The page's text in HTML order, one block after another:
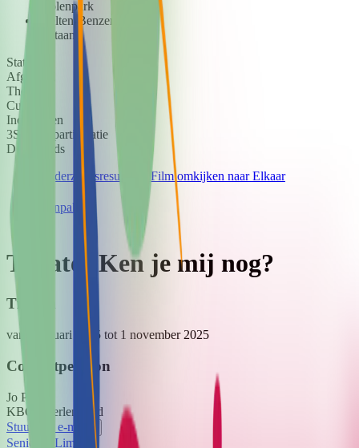
Molenpark
Welten-Benzenrade
Plataan
Status
Afgerond
Thema
Cultureel
Indicatoren
3Sociale participatie
Downloads
Onderzoeksresultaten Film omkijken naar Elkaar
Aanpak
Theater Ken je mij nog?
Tijdlijn
van 1 januari 2025 tot 1 november 2025
Contactpersoon
Jo Piefer
KBO Heerlen Stad
Stuur een e-mail
Senioren Limburg